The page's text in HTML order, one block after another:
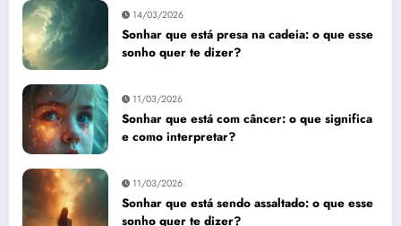
14/03/2026
Sonhar que está presa na cadeia: o que esse
sonho quer te dizer?
11/03/2026
Sonhar que está com câncer: o que significa
e como interpretar?
11/03/2026
Sonhar que está sendo assaltado: o que esse
sonho quer te dizer?